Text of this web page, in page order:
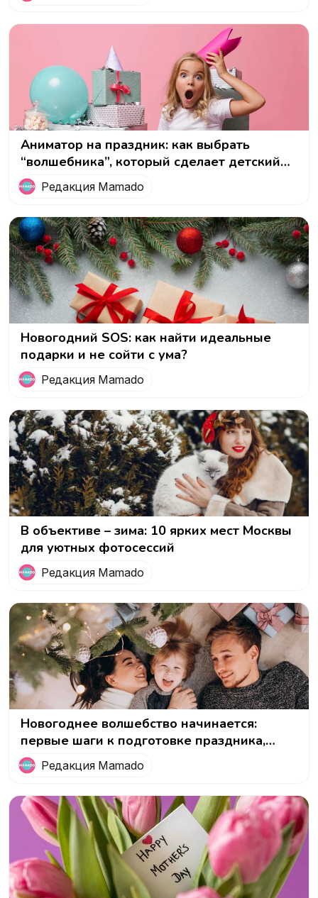
Аниматор на праздник: как выбрать
“волшебника”, который сделает детский
день незабываемым!
Редакция Mamado
Новогодний SOS: как найти идеальные
подарки и не сойти с ума?
Редакция Mamado
В объективе – зима: 10 ярких мест Москвы
для уютных фотосессий
Редакция Mamado
Новогоднее волшебство начинается:
первые шаги к подготовке праздника,
который запомнится!
Редакция Mamado